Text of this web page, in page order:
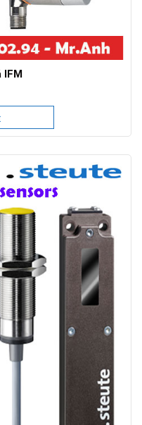
IFM